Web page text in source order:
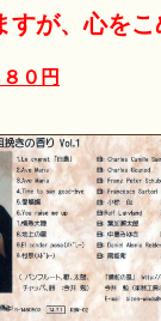
が、心を
０円